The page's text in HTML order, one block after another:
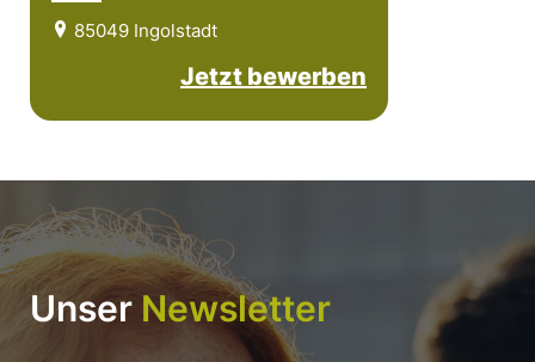
85049 Ingolstadt
Jetzt bewerben
Unser Newsletter